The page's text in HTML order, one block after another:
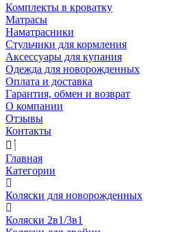
Комплекты в кроватку
Матрасы
Наматрасники
Стульчики для кормления
Аксессуары для купания
Одежда для новорожденных
Оплата и доставка
Гарантия, обмен и возврат
О компании
Отзывы
Контакты
Главная
Категории
Коляски для новорожденных
Коляски 2в1/3в1